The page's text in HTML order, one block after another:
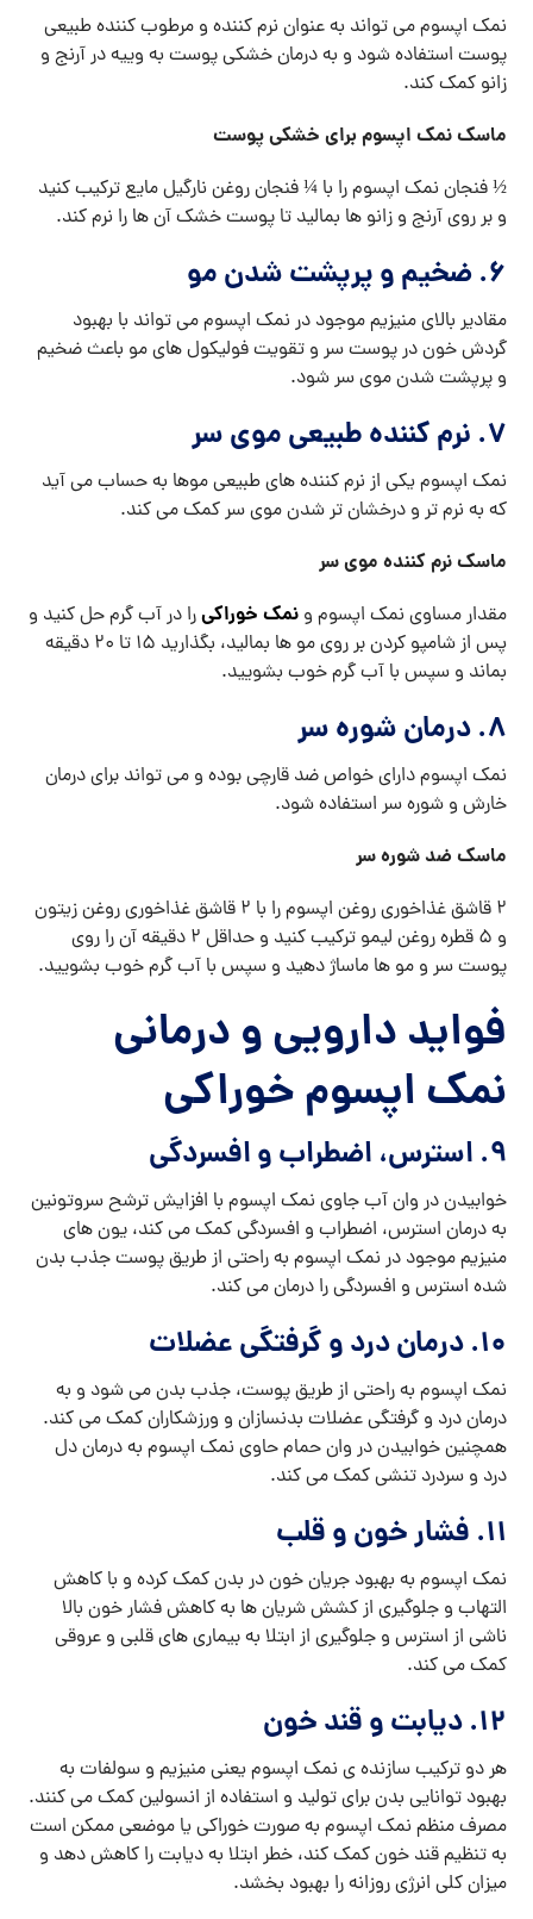
نمک اپسوم می تواند به عنوان نرم کننده و مرطوب کننده طبیعی
پوست استفاده شود و به درمان خشکی پوست به وییه در آرنج و
زانو کمک کند.
ماسک نمک اپسوم برای خشکی پوست
½ فنجان نمک اپسوم را با ¼ فنجان روغن نارگیل مایع ترکیب کنید
و بر روی آرنج و زانو ها بمالید تا پوست خشک آن ها را نرم کند.
۶. ضخیم و پرپشت شدن مو
مقادیر بالای منیزیم موجود در نمک اپسوم می تواند با بهبود
گردش خون در پوست سر و تقویت فولیکول های مو باعث ضخیم
و پرپشت شدن موی سر شود.
۷. نرم کننده طبیعی موی سر
نمک اپسوم یکی از نرم کننده های طبیعی موها به حساب می آید
که به نرم تر و درخشان تر شدن موی سر کمک می کند.
ماسک نرم کننده موی سر
مقدار مساوی نمک اپسوم ونمک خوراکیرا در آب گرم حل کنید و
پس از شامپو کردن بر روی مو ها بمالید، بگذارید ۱۵ تا ۲۰ دقیقه
بماند و سپس با آب گرم خوب بشویید.
۸. درمان شوره سر
نمک اپسوم دارای خواص ضد قارچی بوده و می تواند برای درمان
خارش و شوره سر استفاده شود.
ماسک ضد شوره سر
۲ قاشق غذاخوری روغن اپسوم را با ۲ قاشق غذاخوری روغن زیتون
و ۵ قطره روغن لیمو ترکیب کنید و حداقل ۲ دقیقه آن را روی
پوست سر و مو ها ماساژ دهید و سپس با آب گرم خوب بشویید.
فواید دارویی و درمانی
نمک اپسوم خوراکی
۹. استرس، اضطراب و افسردگی
خوابیدن در وان آب جاوی نمک اپسوم با افزایش ترشح سروتونین
به درمان استرس، اضطراب و افسردگی کمک می کند، یون های
منیزیم موجود در نمک اپسوم به راحتی از طریق پوست جذب بدن
شده استرس و افسردگی را درمان می کند.
۱۰. درمان درد و گرفتگی عضلات
نمک اپسوم به راحتی از طریق پوست، جذب بدن می شود و به
درمان درد و گرفتگی عضلات بدنسازان و ورزشکاران کمک می کند.
همچنین خوابیدن در وان حمام حاوی نمک اپسوم به درمان دل
درد و سردرد تنشی کمک می کند.
۱۱. فشار خون و قلب
نمک اپسوم به بهبود جریان خون در بدن کمک کرده و با کاهش
التهاب و جلوگیری از کشش شریان ها به کاهش فشار خون بالا
ناشی از استرس و جلوگیری از ابتلا به بیماری های قلبی و عروقی
کمک می کند.
۱۲. دیابت و قند خون
هر دو ترکیب سازنده ی نمک اپسوم یعنی منیزیم و سولفات به
بهبود توانایی بدن برای تولید و استفاده از انسولین کمک می کنند.
مصرف منظم نمک اپسوم به صورت خوراکی یا موضعی ممکن است
به تنظیم قند خون کمک کند، خطر ابتلا به دیابت را کاهش دهد و
میزان کلی انرژی روزانه را بهبود بخشد.